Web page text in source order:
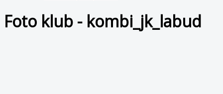
Foto klub - kombi_jk_labud